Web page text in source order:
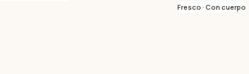
Fresco · Con cuerpo